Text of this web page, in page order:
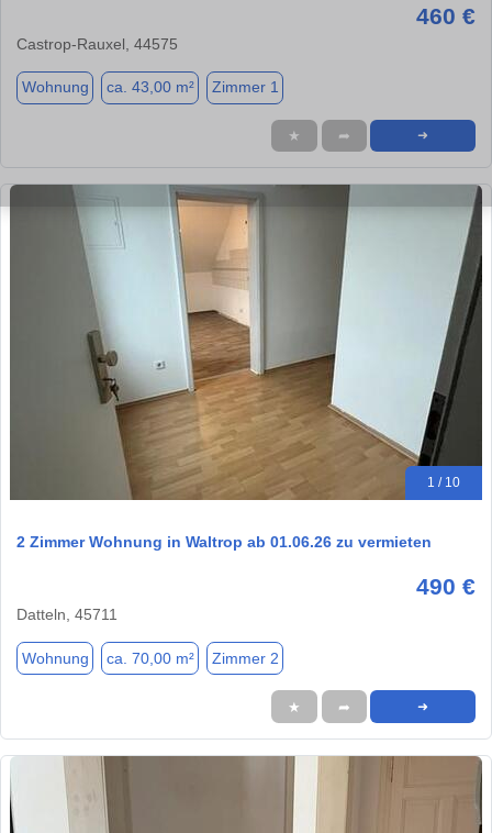
460 €
Castrop-Rauxel, 44575
Wohnung ca. 43,00 m² Zimmer 1
★ ➦ ➜
1 / 10
2 Zimmer Wohnung in Waltrop ab 01.06.26 zu vermieten
490 €
Datteln, 45711
Wohnung ca. 70,00 m² Zimmer 2
★ ➦ ➜